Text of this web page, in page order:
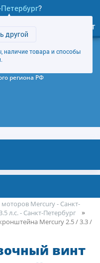
?
другой
наличие товара и способы
Личный кабинет
(Карта)
региона РФ
Mercury - Санкт-
л.с. - Санкт-Петербург
Mercury 2.5 / 3.3 /
винт